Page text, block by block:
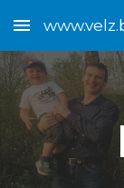
Skip to main